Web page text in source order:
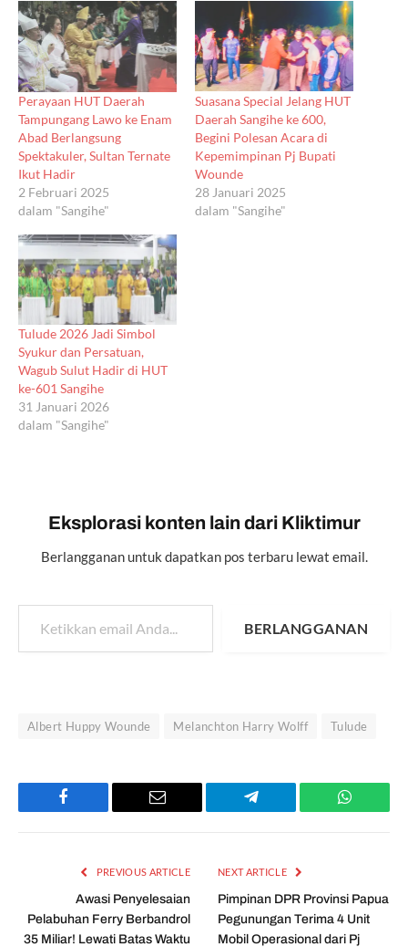
Perayaan HUT Daerah
Tampungang Lawo ke Enam
Abad Berlangsung
Spektakuler, Sultan Ternate
Ikut Hadir
2 Februari 2025
dalam "Sangihe"
Suasana Special Jelang HUT
Daerah Sangihe ke 600,
Begini Polesan Acara di
Kepemimpinan Pj Bupati
Wounde
28 Januari 2025
dalam "Sangihe"
Tulude 2026 Jadi Simbol
Syukur dan Persatuan,
Wagub Sulut Hadir di HUT
ke-601 Sangihe
31 Januari 2026
dalam "Sangihe"
Eksplorasi konten lain dari Kliktimur
Berlangganan untuk dapatkan pos terbaru lewat email.
Ketikkan email Anda...
BERLANGGANAN
Albert Huppy Wounde Melanchton Harry Wolff Tulude
Facebook Email Telegram
PREVIOUS ARTICLE
Awasi Penyelesaian
Pelabuhan Ferry Berbandrol
35 Miliar! Lewati Batas Waktu
NEXT ARTICLE
Pimpinan DPR Provinsi Papua
Pegunungan Terima 4 Unit
Mobil Operasional dari Pj